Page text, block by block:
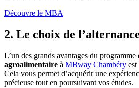
Découvre le MBA
2. Le choix de
L’un des grands avantages du programme
agroalimentaire à MBway Chambéry
Cela vous permet d’acquérir une
précieuse tout en poursuivant vos études.